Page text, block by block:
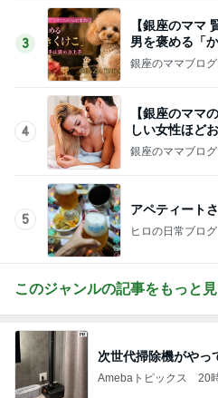
3
【銀座のママ
男を褒める「
方上手
銀座のママブログ
4
【銀座のママ
しい女性ほど
えると思うなよ
銀座のママブログ
5
アペティート
ヒロの日常ブログ
このジャンルの記事をもっと
次世代掃除機がやっ
Amebaトピックス 20